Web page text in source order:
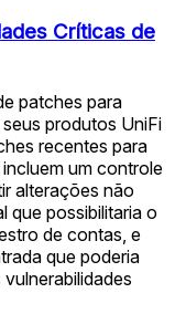
Críticas de
patches para
produtos UniFi
recentes para
um controle
alterações não
que possibilitaria o
de contas, e
que poderia